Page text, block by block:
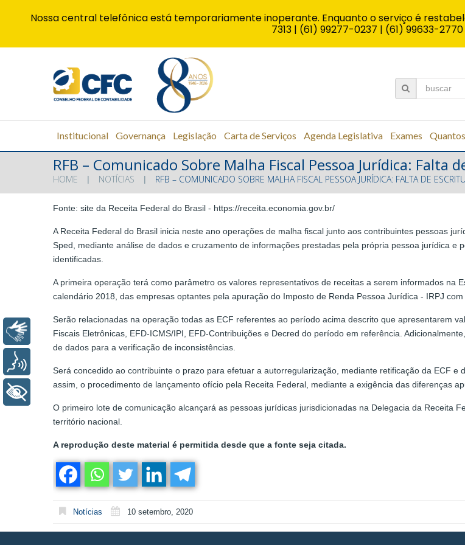
Institucional Governança Legislação Carta de Serviços Agenda Legislativa Exames
RFB – Comunicado Sobre Malha Fiscal Pessoa Jurídica: Falta
HOME NOTÍCIAS RFB – COMUNICADO SOBRE MALHA FISCAL PESSOA JURÍDICA: FALTA DE
Fonte: site da Receita Federal do Brasil - https://receita.economia.gov.br/
A Receita Federal do Brasil inicia neste ano operações de malha fiscal junto aos contribuintes pessoas
Sped, mediante análise de dados e cruzamento de informações prestadas pela própria pessoa jurídica
identificadas.
A primeira operação terá como parâmetro os valores representativos de receitas a serem informados na
calendário 2018, das empresas optantes pela apuração do Imposto de Renda Pessoa Jurídica - IRPJ
Serão relacionadas na operação todas as ECF referentes ao período acima descrito que apresentarem
Fiscais Eletrônicas, EFD-ICMS/IPI, EFD-Contribuições e Decred do período em referência.
de dados para a verificação de inconsistências.
Será concedido ao contribuinte o prazo para efetuar a autorregularização, mediante retificação da ECF
assim, o procedimento de lançamento ofício pela Receita Federal, mediante a exigência das diferenças
O primeiro lote de comunicação alcançará as pessoas jurídicas jurisdicionadas na Delegacia da Receita
território nacional.
A reprodução deste material é permitida desde que a fonte seja citada.
Notícias 10 setembro, 2020
Nossa central telefônica está temporariamente inoperante. Enquanto o serviço é
7313 | (61) 99277-0237 | (61) 99633-
Libras
+ Acessibilidade